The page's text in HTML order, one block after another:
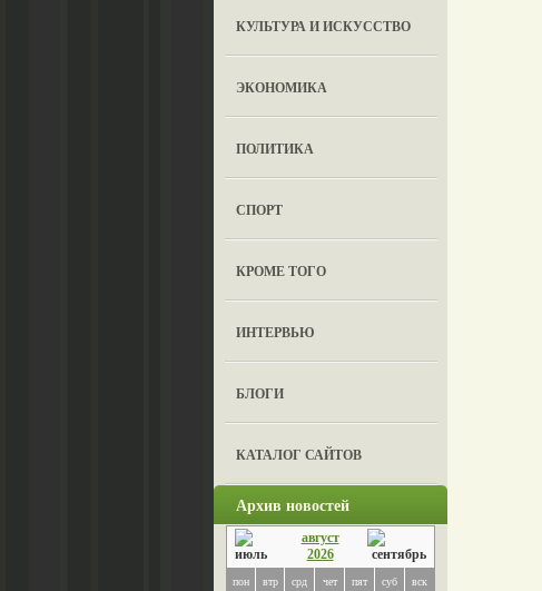
КУЛЬТУРА И ИСКУССТВО
ЭКОНОМИКА
ПОЛИТИКА
СПОРТ
КРОМЕ ТОГО
ИНТЕРВЬЮ
БЛОГИ
КАТАЛОГ САЙТОВ
Архив новостей
август
2026
пон втр срд чет пят суб вск